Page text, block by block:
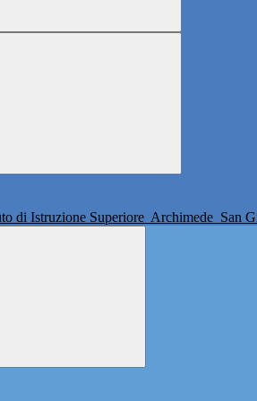
di Istruzione Superiore Archimede San